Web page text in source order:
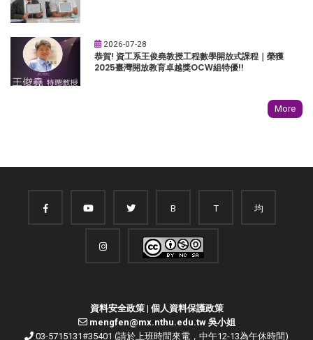
2026-07-28
恭賀! 資工系王俊堯教授工程數學開放式課程｜榮獲
2025臺灣開放教育卓越獎OCW組特優!!
More
B T 均
資料安全政策| 個人資料保護政策
mengfen@mx.nthu.edu.tw 吳小姐
03-5715131#35401 (請於上班時間來電，中午12-13為午休時間)